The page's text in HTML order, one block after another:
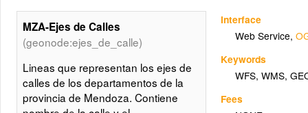
Interface
Web Service,
Keywords
WFS,WMS,
Fees
MZA-Ejes de Calles
(geonode:ejes_de_calle)
Lineas que representan los ejes de
calles de los departamentos de la
provincia de Mendoza. Contiene